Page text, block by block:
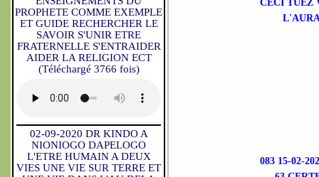
PROPHETE COMME EXEMPLE
ET GUIDE RECHERCHER LE
SAVOIR S'UNIR ETRE
FRATERNELLE S'ENTRAIDER
AIDER LA RELIGION ECT
(Téléchargé 3766 fois)
02-09-2020 DR KINDO A
NIONIOGO DAPELOGO
L'ETRE HUMAIN A DEUX
VIES UNE VIE SUR TERRE ET
CECI TUEZ
083 15-02-